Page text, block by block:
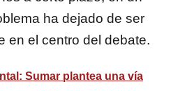
ha dejado de ser
en el centro del debate.
Sumar plantea una vía